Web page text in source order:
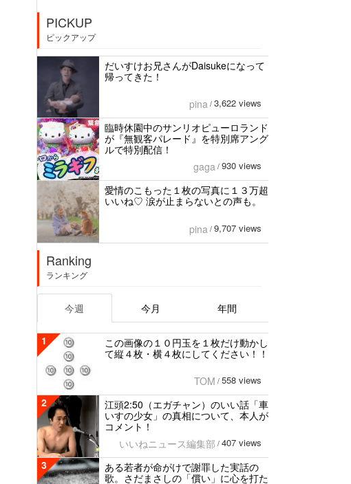
PICKUP
ピックアップ
だいすけお兄さんがDaisukeになって
帰ってきた！
pina / 3,622 views
臨時休園中のサンリオピューロランド
が『無観客パレード』を特別席アング
ルで特別配信！
gaga / 930 views
愛情のこもった１枚の写真に１３万超
いいね♡ 涙が止まらないとの声も。
pina / 9,707 views
Ranking
ランキング
今週 今月 年間
1
この画像の１０円玉を１枚だけ動かし
て縦４枚・横４枚にしてください！！
TOM / 558 views
2
江頭2:50（エガチャン）のいい話「車
いすの少女」の真相について、本人が
コメント！
いいねニュース編集部 / 407 views
3
ある若者が命がけで謝罪した実話の
歌。さだまさしの「償い」に心を打た